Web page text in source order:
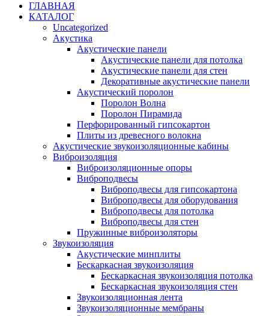
ГЛАВНАЯ
КАТАЛОГ
Uncategorized
Акустика
Акустические панели
Акустические панели для потолка
Акустические панели для стен
Декоративные акустические панели
Акустический поролон
Поролон Волна
Поролон Пирамида
Перфорированный гипсокартон
Плиты из древесного волокна
Акустические звукоизоляционные кабины
Виброизоляция
Виброизоляционные опоры
Виброподвесы
Виброподвесы для гипсокартона
Виброподвесы для оборудования
Виброподвесы для потолка
Виброподвесы для стен
Пружинные виброизоляторы
Звукоизоляция
Акустические минплиты
Бескаркасная звукоизоляция
Бескаркасная звукоизоляция потолка
Бескаркасная звукоизоляция стен
Звукоизоляционная лента
Звукоизоляционные мембраны